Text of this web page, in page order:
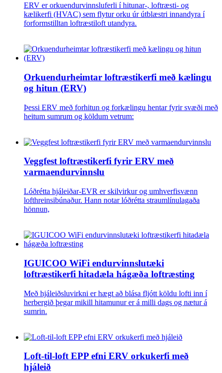
ERV er orkuendurvinnsluferli í hitunar-, loftræsti- og
kælikerfi (HVAC) sem flytur orku úr útblæstri innandyra í
forformstilltan loftræstiloft utandyra.
Orkuendurheimtar loftræstikerfi með kælingu
og hitun (ERV)
Þessi ERV með forhitun og forkælingu hentar fyrir svæði með
heitum sumrum og köldum vetrum:
Veggfest loftræstikerfi fyrir ERV með
varmaendurvinnslu
Lóðrétta hjáleiðar-EVR er skilvirkur og umhverfisvænn
lofthreinsibúnaður. Hann notar lóðrétta straumlínulagaða
hönnun,
IGUICOO WiFi endurvinnslutæki
loftræstikerfi hitadæla hágæða loftræsting
Með hjáleiðsluvirkni er hægt að blása fljótt köldu lofti inn í
herbergið þegar mikill hitamunur er á milli dags og nætur á
sumrin.
Loft-til-loft EPP efni ERV orkukerfi með
hjáleið